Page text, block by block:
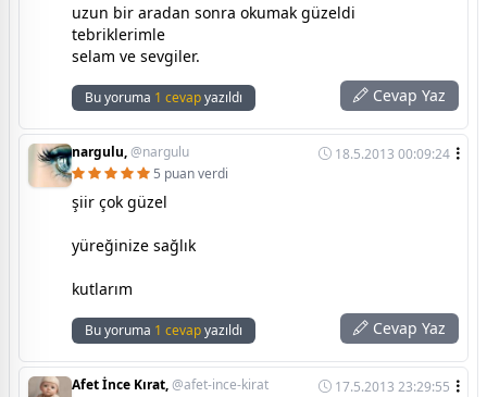
uzun bir aradan sonra okumak güzeldi
tebriklerimle
selam ve sevgiler.
Bu yoruma 1 cevapyazıldı Cevap Yaz
nargulu,@nargulu
18.5.2013 00:09:24
5 puan verdi
şiir çok güzel
yüreğinize sağlık
kutlarım
Bu yoruma 1 cevapyazıldı Cevap Yaz
Afet İnce Kırat,@afet-ince-kirat 17.5.2013 23:29:55